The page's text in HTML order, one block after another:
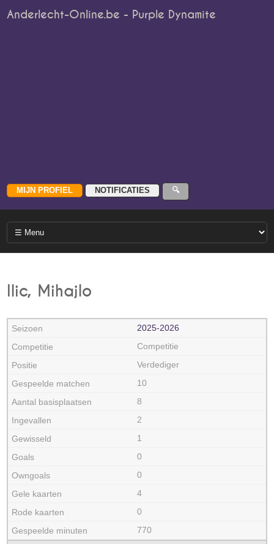
Anderlecht-Online.be - Purple Dynamite
Ilic, Mihajlo
2025‑2026
Competitie
Verdediger
10
8
2
1
0
0
4
0
770